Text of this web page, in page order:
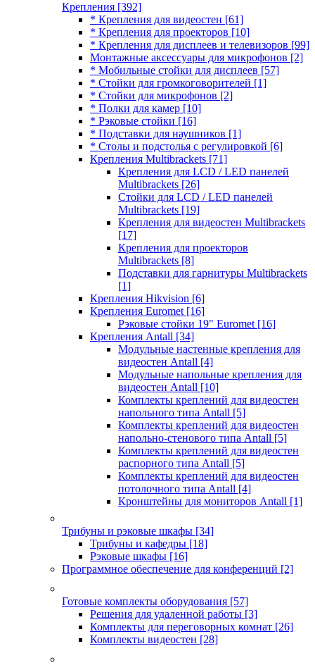
Крепления [392]
* Крепления для видеостен [61]
* Крепления для проекторов [10]
* Крепления для дисплеев и телевизоров [99]
Монтажные аксессуары для микрофонов [2]
* Мобильные стойки для дисплеев [57]
* Стойки для громкоговорителей [1]
* Стойки для микрофонов [2]
* Полки для камер [10]
* Рэковые стойки [16]
* Подставки для наушников [1]
* Столы и подстолья с регулировкой [6]
Крепления Multibrackets [71]
Крепления для LCD / LED панелей
Multibrackets [26]
Стойки для LCD / LED панелей
Multibrackets [19]
Крепления для видеостен Multibrackets
[17]
Крепления для проекторов
Multibrackets [8]
Подставки для гарнитуры Multibrackets
[1]
Крепления Hikvision [6]
Крепления Euromet [16]
Рэковые стойки 19" Euromet [16]
Крепления Antall [34]
Модульные настенные крепления для
видеостен Antall [4]
Модульные напольные крепления для
видеостен Antall [10]
Комплекты креплений для видеостен
напольного типа Antall [5]
Комплекты креплений для видеостен
напольно-стенового типа Antall [5]
Комплекты креплений для видеостен
распорного типа Antall [5]
Комплекты креплений для видеостен
потолочного типа Antall [4]
Кронштейны для мониторов Antall [1]
Трибуны и рэковые шкафы [34]
Трибуны и кафедры [18]
Рэковые шкафы [16]
Программное обеспечение для конференций [2]
Готовые комплекты оборудования [57]
Решения для удаленной работы [3]
Комплекты для переговорных комнат [26]
Комплекты видеостен [28]